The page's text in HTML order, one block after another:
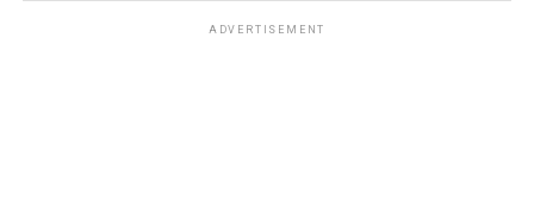
ADVERTISEMENT